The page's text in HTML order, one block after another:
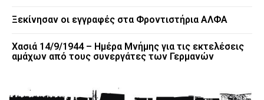
Ξεκίνησαν οι εγγραφές στα Φροντιστήρια ΑΛΦΑ
Χασιά 14/9/1944 – Ημέρα Μνήμης για τις εκτελέσεις
αμάχων από τους συνεργάτες των Γερμανών